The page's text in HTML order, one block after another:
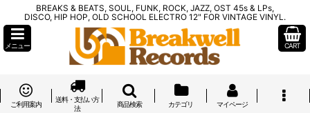
BREAKS & BEATS, SOUL, FUNK, ROCK, JAZZ, OST 45s & LPs,
DISCO, HIP HOP, OLD SCHOOL ELECTRO 12" FOR VINTAGE VINYL.
メニュー CART
ご利用案内
送料・支払い方
法
商品検索 カテゴリ マイページ